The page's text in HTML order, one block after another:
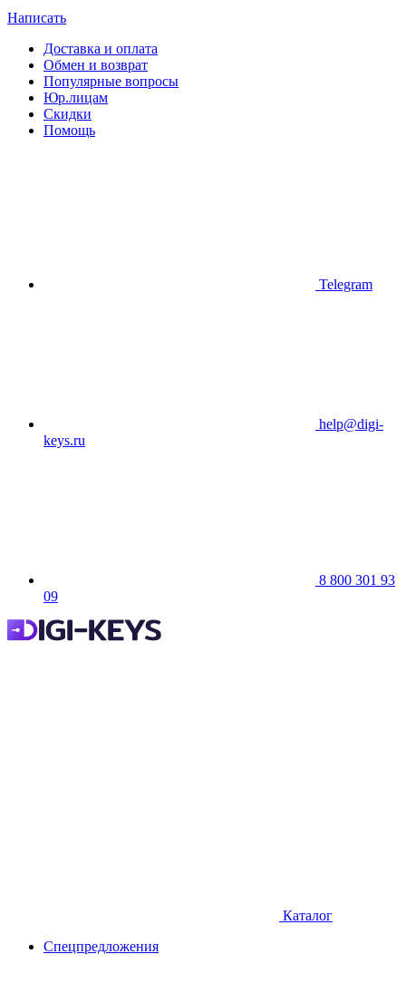
Написать
Доставка и оплата
Обмен и возврат
Популярные вопросы
Юр.лицам
Скидки
Помощь
Telegram
help@digi-
keys.ru
8 800 301 93
09
Каталог
Спецпредложения